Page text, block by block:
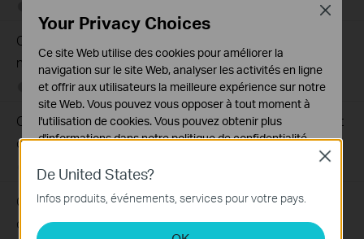
Que puis-je faire si les voyants LED Ethernet du switch
non adminsitrable sont éteints?
02-08-2021 415709views
Que puis-je faire si mon PC ne fonctionne pas lorsqu'il est
connecté au switch non administrable par câble?
02-08-2021 317015 views
Que puis-je faire si la vitesse est lente lorsque le PC est
connecté au switch non administrable
De United States?
Infos produits, événements, services pour votre pays.
Close
Your Privacy Choices
Ce site Web utilise des cookies pour améliorer la
navigation sur le site Web, analyser les activités en ligne
et offrir aux utilisateurs la meilleure expérience sur notre
site Web. Vous pouvez vous opposer à tout moment à
l'utilisation de cookies. Vous pouvez obtenir plus
d'informations dans notrepolitique de confidentialité.
Cookies basiques
Ces cookies sont nécessaires au fonctionnement du
site Web et ne peuvent pas être désactivés dans vos
Close